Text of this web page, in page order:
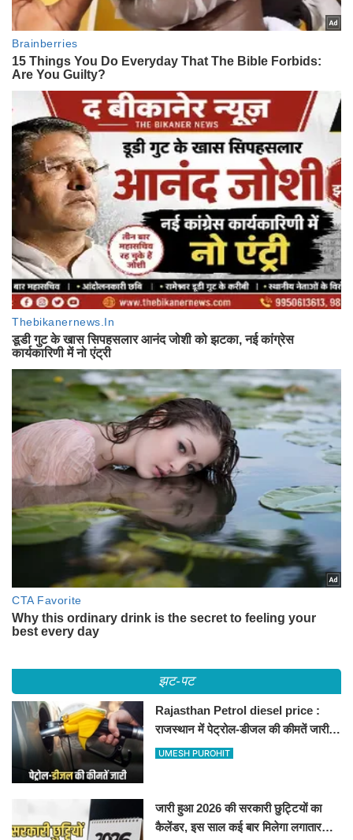
झट-पट
Rajasthan Petrol diesel price :
राजस्थान में पेट्रोल-डीजल की कीमतें जारी,
जानिए बीकानेर समेत पुरे प्रदेश में नए रेट
UMESH PUROHIT
जारी हुआ 2026 की सरकारी छुट्टियों का
कैलेंडर, इस साल कई बार मिलेगा लगातार